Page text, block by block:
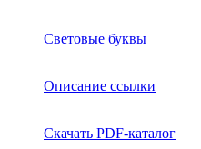
Световые буквы
Описание ссылки
Скачать PDF-каталог